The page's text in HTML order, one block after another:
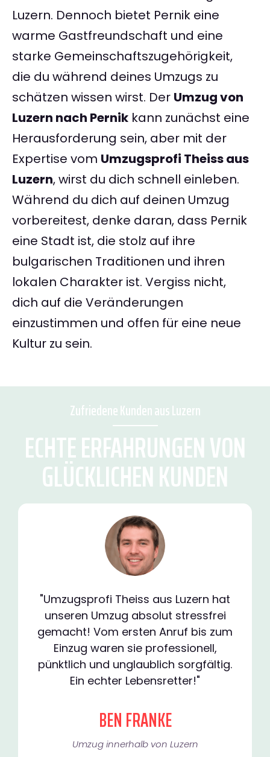
Luzern. Dennoch bietet Pernik eine
warme Gastfreundschaft und eine
starke Gemeinschaftszugehörigkeit,
die du während deines Umzugs zu
schätzen wissen wirst. Der Umzug von
Luzern nach Pernik kann zunächst eine
Herausforderung sein, aber mit der
Expertise vom Umzugsprofi Theiss aus
Luzern, wirst du dich schnell einleben.
Während du dich auf deinen Umzug
vorbereitest, denke daran, dass Pernik
eine Stadt ist, die stolz auf ihre
bulgarischen Traditionen und ihren
lokalen Charakter ist. Vergiss nicht,
dich auf die Veränderungen
einzustimmen und offen für eine neue
Kultur zu sein.
Zufriedene Kunden aus Luzern
ECHTE ERFAHRUNGEN VON
GLÜCKLICHEN KUNDEN
"Umzugsprofi Theiss aus Luzern hat
unseren Umzug absolut stressfrei
gemacht! Vom ersten Anruf bis zum
Einzug waren sie professionell,
pünktlich und unglaublich sorgfältig.
Ein echter Lebensretter!"
BEN FRANKE
Umzug innerhalb von Luzern​